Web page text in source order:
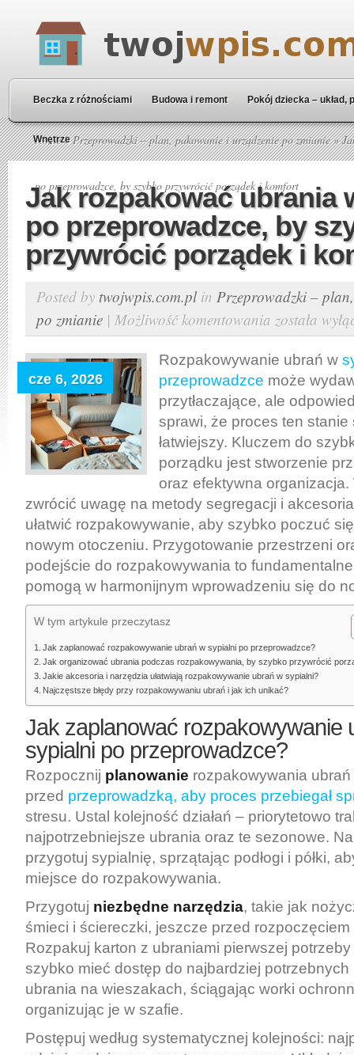
Beczka z różnościami Budowa i remont Pokój dziecka – układ,
Wnętrze
Home»Przeprowadzki – plan, pakowanie i urządzenie po zmianie»
po przeprowadzce, by szybko przywrócić porządek i komfort
Jak rozpakować ubrania
po przeprowadzce, by
przywrócić porządek i
Posted by twojwpis.com.plin Przeprowadzki –
po zmianie | Możliwość komentowania Jak
rozpakować
ubrania
sypialni
przeprowadzce,
by
szybko
przywrócić
porządek
i
komfort
została
cze 6, 2026
Rozpakowywanie ubrań w
przeprowadzce może
przytłaczające, ale
sprawi, że proces ten stanie
łatwiejszy. Kluczem do
porządku jest stworzenie
oraz efektywna organizacja.
zwrócić uwagę na metody segregacji i
ułatwić rozpakowywanie, aby szybko poczuć
nowym otoczeniu. Przygotowanie przestrzeni
podejście do rozpakowywania to
pomogą w harmonijnym wprowadzeniu się do
W tym artykule przeczytasz
Jak zaplanować rozpakowywanie ubrań w sypialni po przeprowadzce?
Jak organizować ubrania podczas rozpakowywania, by szybko przywrócić
Jakie akcesoria i narzędzia ułatwiają rozpakowywanie ubrań w sypialni?
Najczęstsze błędy przy rozpakowywaniu ubrań i jak ich unikać?
Jak zaplanować rozpakowywanie
sypialni po przeprowadzce?
Rozpocznij planowanie rozpakowywania
przed przeprowadzką, aby proces przebiegał
stresu. Ustal kolejność działań – priorytetowo
najpotrzebniejsze ubrania oraz te sezonowe.
przygotuj sypialnię, sprzątając podłogi i półki,
miejsce do rozpakowywania.
Przygotuj niezbędne narzędzia, takie jak
śmieci i ściereczki, jeszcze przed
Rozpakuj karton z ubraniami pierwszej
szybko mieć dostęp do najbardziej potrzebnych
ubrania na wieszakach, ściągając worki
organizując je w szafie.
Postępuj według systematycznej kolejności: